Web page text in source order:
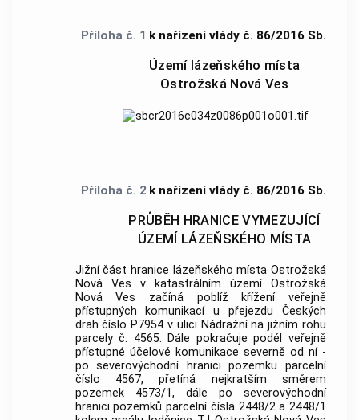
Příloha č. 1 k nařízení vlády č. 86/2016 Sb.
Území lázeňského místa
Ostrožská Nová Ves
Příloha č. 2 k nařízení vlády č. 86/2016 Sb.
PRŮBĚH HRANICE VYMEZUJÍCÍ
ÚZEMÍ LÁZEŇSKÉHO MÍSTA
Jižní část hranice lázeňského místa Ostrožská
Nová Ves v katastrálním územíOstrožská
Nová Ves začíná poblíž křížení veřejně
přístupných komunikací u přejezdu Českých
drah číslo P7954 v ulici Nádražní na jižním rohu
parcely č. 4565. Dále pokračuje podél veřejně
přístupné účelové komunikace severně od ní -
po severovýchodní hranici pozemku parcelní
číslo 4567, přetíná nejkratším směrem
pozemek 4573/1, dále po severovýchodní
hranici pozemků parcelní čísla 2448/2 a 2448/1